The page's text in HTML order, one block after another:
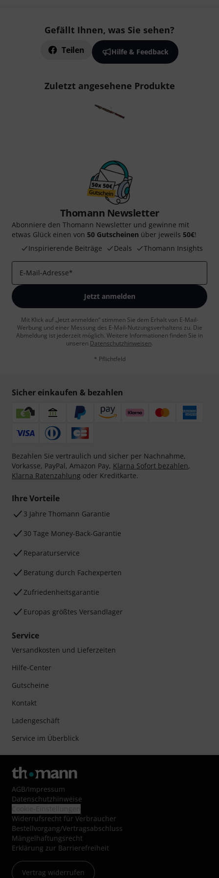
Gefällt Ihnen, was Sie sehen?
Teilen Hilfe & Feedback
Zuletzt angesehene Produkte
Thomann Newsletter
Abonniere den Thomann Newsletter und gewinne mit
etwas Glück einen von 50 Gutscheinen über jeweils 50€!
Inspirierende Beiträge
Deals Thomann Insights
E-Mail-Adresse*
Jetzt anmelden
Mit Klick auf „Jetzt anmelden“ stimmen Sie dem Erhalt von E-Mail-
Werbung und einer Messung des E-Mail-Nutzungsverhaltens zu. Die
Abmeldung ist jederzeit möglich. Weitere Informationen finden Sie in
unseren Datenschutzhinweisen.
* Pflichtfeld
Sicher einkaufen & bezahlen
Bezahlen Sie vertraulich und sicher per Nachnahme,
Vorkasse, PayPal, Amazon Pay, Klarna Sofort bezahlen,
Klarna Ratenzahlung oder Kreditkarte.
Ihre Vorteile
3 Jahre Thomann Garantie
30 Tage Money-Back-Garantie
Reparaturservice
Beratung durch Fachexperten
Zufriedenheitsgarantie
Europas größtes Versandlager
Service
Versandkosten und Lieferzeiten
Hilfe-Center
Gutscheine
Kontakt
Ladengeschäft
Service im Überblick
AGB/Impressum
Datenschutzhinweise
Widerrufsrecht für Verbraucher
Bestellvorgang/Vertragsabschluss
Mängelhaftungsrecht
Erklärung zur Barrierefreiheit
Vertrag widerrufen